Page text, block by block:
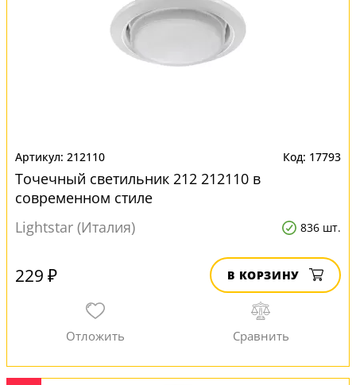
212110 17793
Точечный светильник 212 212110 в
современном стиле
Lightstar (Италия)
836 шт.
229 ₽ В КОРЗИНУ